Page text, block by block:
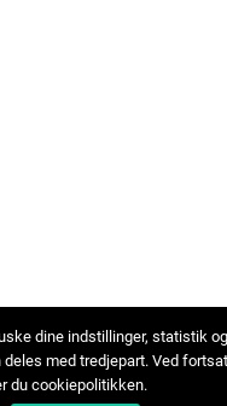
dine indstillinger, statistik
med tredjepart. Ved
du cookiepolitikken.